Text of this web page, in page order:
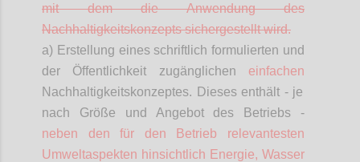
mit dem die Anwendung des
Nachhaltigkeitskonzepts sichergestellt wird.
a) Erstellung eines schriftlich formulierten und
der Öffentlichkeit zugänglichen einfachen
Nachhaltigkeitskonzeptes. Dieses enthält - je
nach Größe und Angebot des Betriebs -
neben den für den Betrieb relevantesten
Umweltaspekten hinsichtlich Energie, Wasser